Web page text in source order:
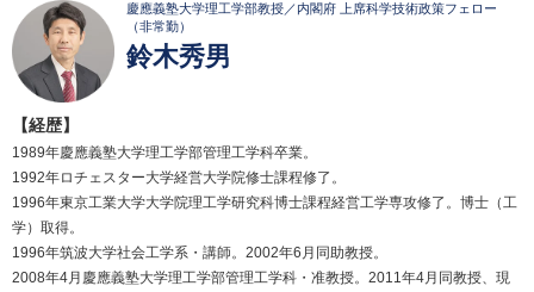
慶應義塾大学理工学部教授／内閣府 上席科学技術政策フェロー
（非常勤）
鈴木秀男
【経歴】
1989年慶應義塾大学理工学部管理工学科卒業。
1992年ロチェスター大学経営大学院修士課程修了。
1996年東京工業大学大学院理工学研究科博士課程経営工学専攻修了。博士（工
学）取得。
1996年筑波大学社会工学系・講師。2002年6月同助教授。
2008年4月慶應義塾大学理工学部管理工学科・准教授。2011年4月同教授、現